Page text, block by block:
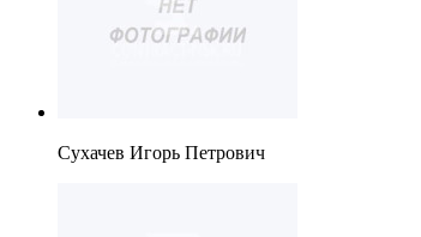
Сухачев Игорь Петрович